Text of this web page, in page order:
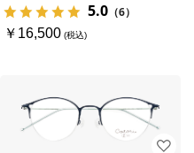
5.0 （6）
￥16,500